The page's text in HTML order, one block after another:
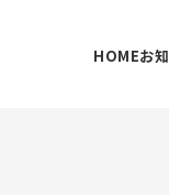
HOMEお